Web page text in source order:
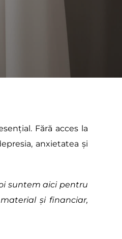
Fără acces la
anxietatea și
suntem aici pentru
și financiar,